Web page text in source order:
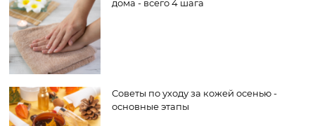
дома - всего 4 шага
Советы по уходу за кожей осенью -
основные этапы